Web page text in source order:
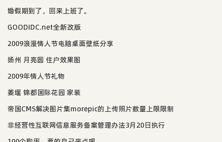
婚假期到了，回来上班了。
GOODIDC.net全新改版
2009浪漫情人节电脑桌面壁纸分享
扬州 月亮圆 住户效果图
2009年情人节礼物
姜堰 锦都国际花园 家装
帝国CMS解决图片集morepic的上传照片数量上限限制
非经营性互联网信息服务备案管理办法3月20日执行